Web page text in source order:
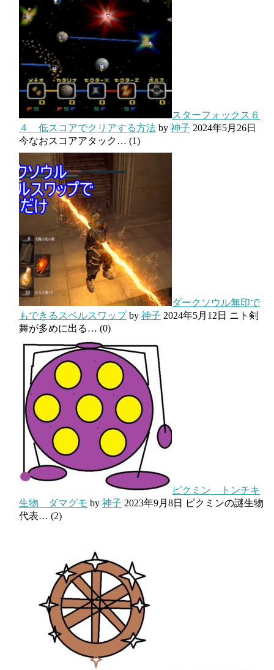
スターフォックス６
４ 低スコアでクリアする方法 by 神子 2024年5月26日
今なおスコアアタック… (1)
ダークソウル無印で
もできるスペルスワップby 神子 2024年5月12日 ニト剣
舞が多めに出る… (0)
ピクミン トンチキ
生物 ダマグモ by 神子 2023年9月8日
ピクミンの謎生物
代表… (2)